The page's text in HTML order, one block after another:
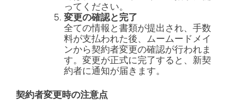
ってください。
変更の確認と完了
全ての情報と書類が提出され、手数
料が支払われた後、ムームードメイ
ンから契約者変更の確認が行われま
す。変更が正式に完了すると、新契
約者に通知が届きます。
契約者変更時の注意点